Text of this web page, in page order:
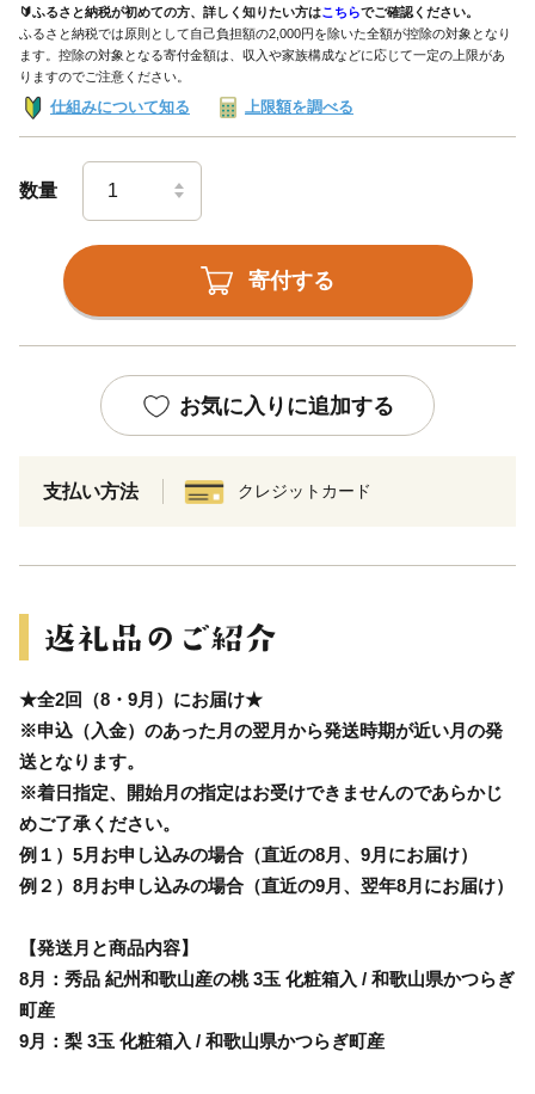
🔰ふるさと納税が初めての方、詳しく知りたい方はこちらでご確認ください。
ふるさと納税では原則として自己負担額の2,000円を除いた全額が控除の対象となり
ます。控除の対象となる寄付金額は、収入や家族構成などに応じて一定の上限があ
りますのでご注意ください。
仕組みについて知る 上限額を調べる
数量
寄付する
お気に入りに追加する
支払い方法 クレジットカード
★全2回（8・9月）にお届け★
※申込（入金）のあった月の翌月から発送時期が近い月の発
送となります。
※着日指定、開始月の指定はお受けできませんのであらかじ
めご了承ください。
例１）5月お申し込みの場合（直近の8月、9月にお届け）
例２）8月お申し込みの場合（直近の9月、翌年8月にお届け）
【発送月と商品内容】
8月：秀品 紀州和歌山産の桃 3玉 化粧箱入 / 和歌山県かつらぎ
町産
9月：梨 3玉 化粧箱入 / 和歌山県かつらぎ町産